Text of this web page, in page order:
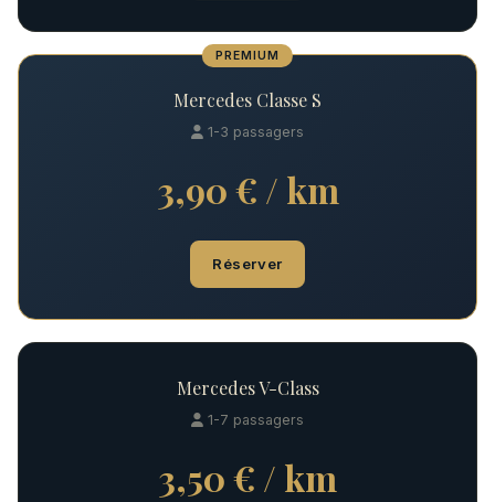
PREMIUM
Mercedes Classe S
1-3 passagers
3,90 € / km
Réserver
Mercedes V-Class
1-7 passagers
3,50 € / km